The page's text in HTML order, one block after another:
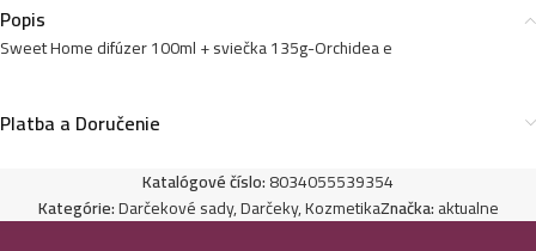
Popis
Sweet Home difúzer 100ml + sviečka 135g-Orchidea e
Platba a Doručenie
Katalógové číslo:8034055539354
Kategórie:Darčekové sady,Darčeky,KozmetikaZnačka:aktualne